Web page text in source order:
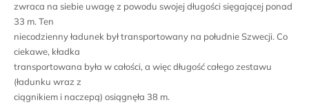
zwraca na siebie uwagę z powodu swojej długości sięgającej ponad
33 m. Ten
niecodzienny ładunek był transportowany na południe Szwecji. Co
ciekawe, kładka
transportowana była w całości, a więc długość całego zestawu
(ładunku wraz z
ciągnikiem i naczepą) osiągnęła 38 m.